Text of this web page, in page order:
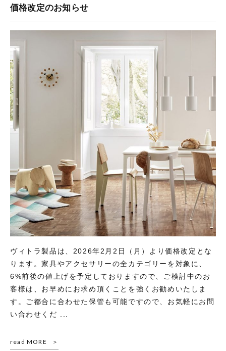
価格改定のお知らせ
ヴィトラ製品は、2026年2月2日（月）より価格改定とな
ります。家具やアクセサリーの全カテゴリーを対象に、
6%前後の値上げを予定しておりますので、ご検討中のお
客様は、お早めにお求め頂くことを強くお勧めいたしま
す。ご都合に合わせた保管も可能ですので、お気軽にお問
い合わせくだ ...
read MORE